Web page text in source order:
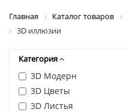
Главная Каталог товаров
3D иллюзии
Категория
3D Модерн
3D Цветы
3D Листья